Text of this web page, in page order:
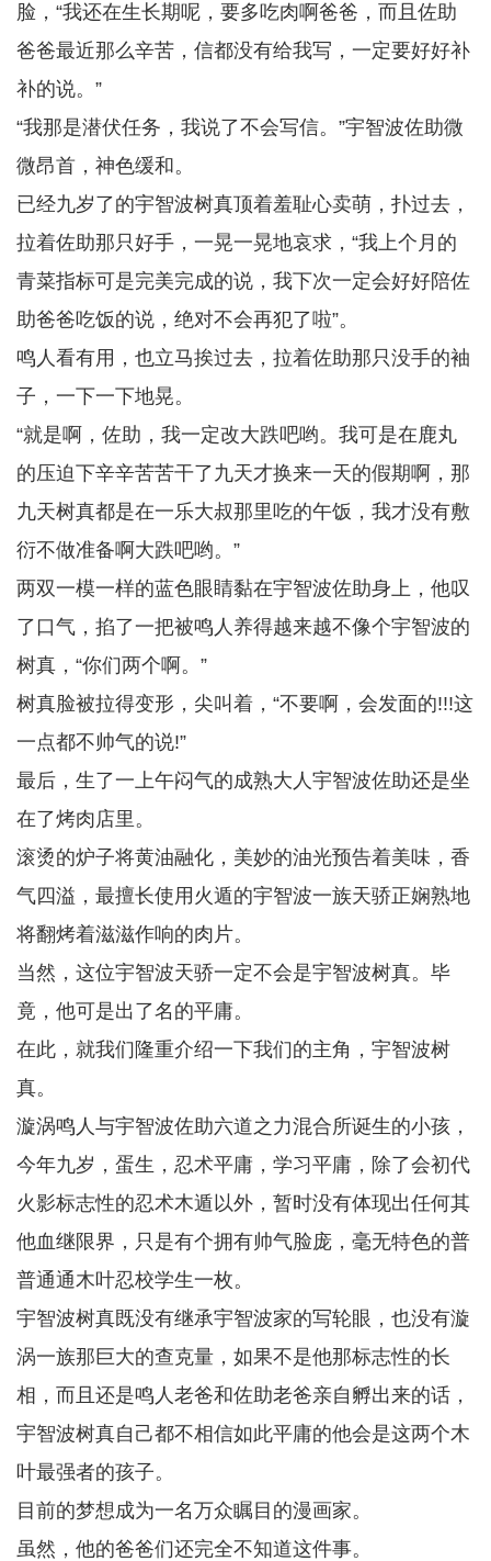
脸，“我还在生长期呢，要多吃肉啊爸爸，而且佐助
爸爸最近那么辛苦，信都没有给我写，一定要好好补
补的说。”
“我那是潜伏任务，我说了不会写信。”宇智波佐助微
微昂首，神色缓和。
已经九岁了的宇智波树真顶着羞耻心卖萌，扑过去，
拉着佐助那只好手，一晃一晃地哀求，“我上个月的
青菜指标可是完美完成的说，我下次一定会好好陪佐
助爸爸吃饭的说，绝对不会再犯了啦”。
鸣人看有用，也立马挨过去，拉着佐助那只没手的袖
子，一下一下地晃。
“就是啊，佐助，我一定改大跌吧哟。我可是在鹿丸
的压迫下辛辛苦苦干了九天才换来一天的假期啊，那
九天树真都是在一乐大叔那里吃的午饭，我才没有敷
衍不做准备啊大跌吧哟。”
两双一模一样的蓝色眼睛黏在宇智波佐助身上，他叹
了口气，掐了一把被鸣人养得越来越不像个宇智波的
树真，“你们两个啊。”
树真脸被拉得变形，尖叫着，“不要啊，会发面的!!!这
一点都不帅气的说!”
最后，生了一上午闷气的成熟大人宇智波佐助还是坐
在了烤肉店里。
滚烫的炉子将黄油融化，美妙的油光预告着美味，香
气四溢，最擅长使用火遁的宇智波一族天骄正娴熟地
将翻烤着滋滋作响的肉片。
当然，这位宇智波天骄一定不会是宇智波树真。毕
竟，他可是出了名的平庸。
在此，就我们隆重介绍一下我们的主角，宇智波树
真。
漩涡鸣人与宇智波佐助六道之力混合所诞生的小孩，
今年九岁，蛋生，忍术平庸，学习平庸，除了会初代
火影标志性的忍术木遁以外，暂时没有体现出任何其
他血继限界，只是有个拥有帅气脸庞，毫无特色的普
普通通木叶忍校学生一枚。
宇智波树真既没有继承宇智波家的写轮眼，也没有漩
涡一族那巨大的查克量，如果不是他那标志性的长
相，而且还是鸣人老爸和佐助老爸亲自孵出来的话，
宇智波树真自己都不相信如此平庸的他会是这两个木
叶最强者的孩子。
目前的梦想成为一名万众瞩目的漫画家。
虽然，他的爸爸们还完全不知道这件事。